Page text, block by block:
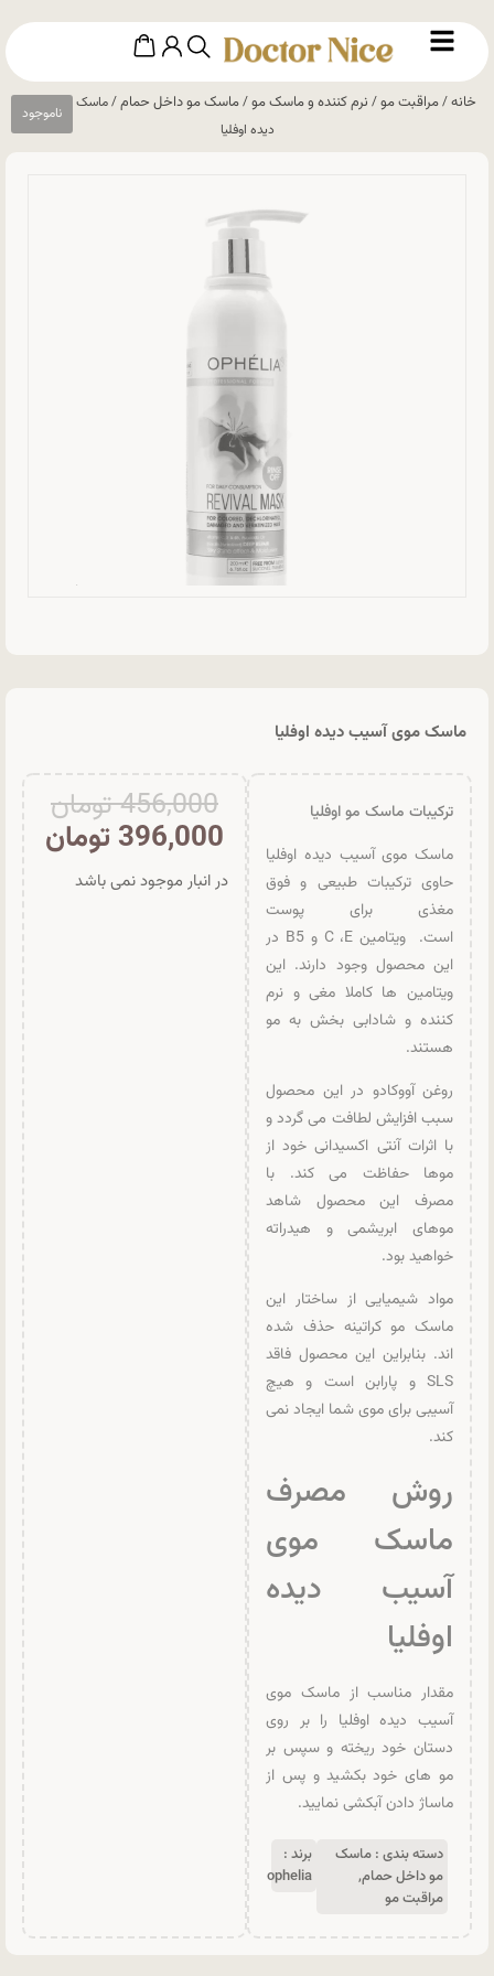
خانه/مراقبت مو/ نرم کننده و ماسک مو/ماسک مو داخل حمام/ ماسک موی آسیب
دیده اوفلیا
ماسک موی آسیب دیده اوفلیا
ترکیبات ماسک مو اوفلیا
ماسک موی آسیب دیده اوفلیا
حاوی ترکیبات طبیعی و فوق
مغذی برای پوست
است. ویتامین C ،E و B5 در
این محصول وجود دارند. این
ویتامین ها کاملا مغی و نرم
کننده و شادابی بخش به مو
هستند.
روغن آووکادو در این محصول
سبب افزایش لطافت می گردد و
با اثرات آنتی اکسیدانی خود از
موها حفاظت می کند. با
مصرف این محصول شاهد
موهای ابریشمی و هیدراته
خواهید بود.
مواد شیمیایی از ساختار این
ماسک مو کراتینه حذف شده‌
اند. بنابراین این محصول فاقد
SLS و پارابن است و هیچ
آسیبی برای موی شما ایجاد نمی
کند.
روش مصرف
ماسک موی
آسیب دیده
اوفلیا
مقدار مناسب از ماسک موی
آسیب دیده اوفلیا را بر روی
دستان خود ریخته و سپس بر
مو های خود بکشید و پس از
ماساژ دادن آبکشی نمایید.
دسته بندی : ماسک
مو داخل حمام,
مراقبت مو
برند :
ophelia
456,000تومان
396,000 تومان
در انبار موجود نمی باشد